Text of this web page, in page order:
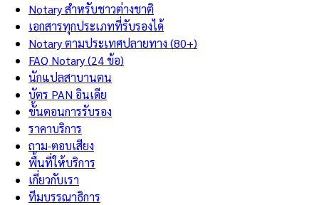
Notary สำหรับชาวต่างชาติ
เอกสารทุกประเภทที่รับรองได้
Notary ตามประเทศปลายทาง (80+)
FAQ Notary (24 ข้อ)
นักแปลสาบานตน
บัตร PAN อินเดีย
ขั้นตอนการรับรอง
ราคาบริการ
ถาม-ตอบเสียง
พื้นที่ให้บริการ
เกี่ยวกับเรา
ทีมบรรณาธิการ